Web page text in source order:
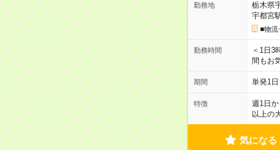
勤務地
栃木県
宇都宮
■物
勤務時間
＜1日3
間もお
期間 単発1
特徴 週1日
以上の
気になる